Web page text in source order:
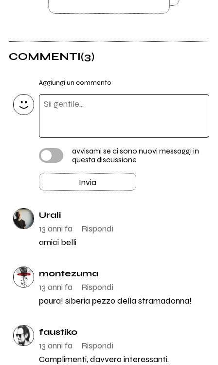
COMMENTI(3)
Aggiungi un commento
avvisami se ci sono nuovi messaggi in
questa discussione
Invia
Urali
13 anni fa
Rispondi
amici belli
montezuma
13 anni fa
Rispondi
paura! siberia pezzo della stramadonna!
faustiko
13 anni fa
Rispondi
Complimenti, davvero interessanti.